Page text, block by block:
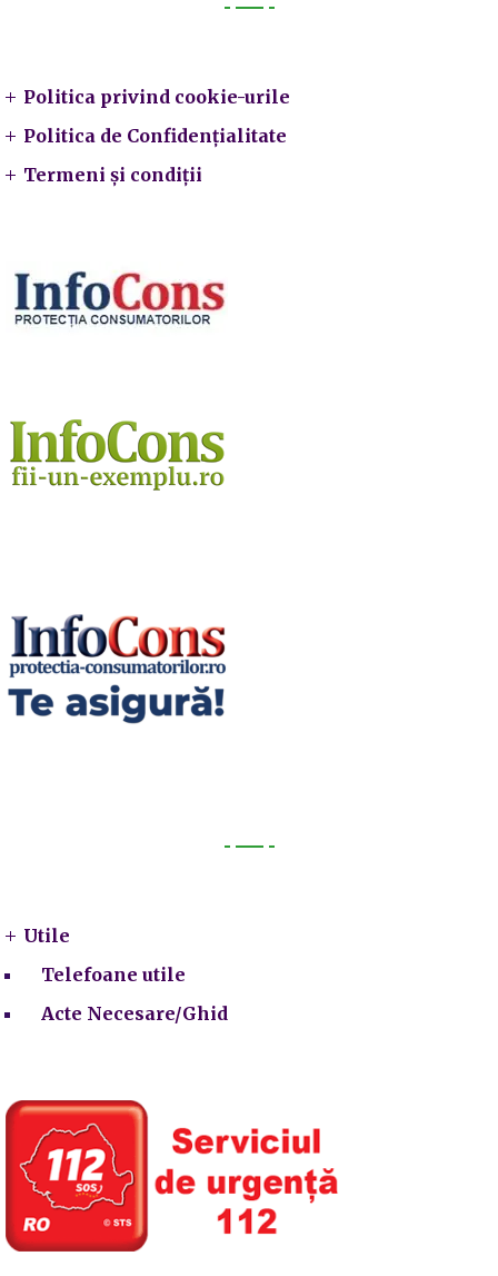
Politica privind cookie-urile
Politica de Confidențialitate
Termeni și condiții
Utile
Telefoane utile
Acte Necesare/Ghid